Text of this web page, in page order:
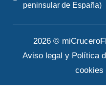
apartamentos
peninsular de España)
2026 ©
Aviso legal y Política
cookies